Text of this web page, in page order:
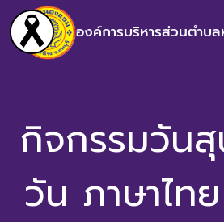
องค์การบริหารส่วนตำบ
กิจกรรมวัน
วัน ภาษาไ